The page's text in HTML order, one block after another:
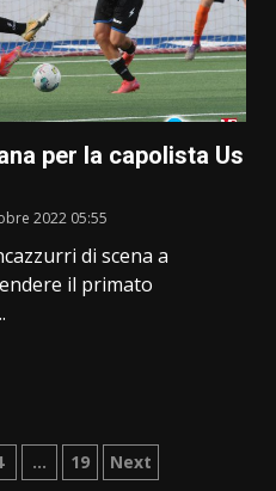
per la capolista Us
2022 05:55
di scena a
il primato
… 19 Next